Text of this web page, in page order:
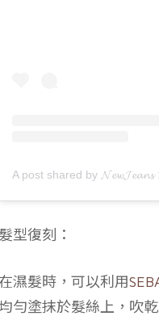
A post shared by 𝓝𝓮𝔀𝓙𝓮𝓪𝓷𝓼
型復刻：
濕髮時，可以利用
勻塗抹於髮絲上，吹